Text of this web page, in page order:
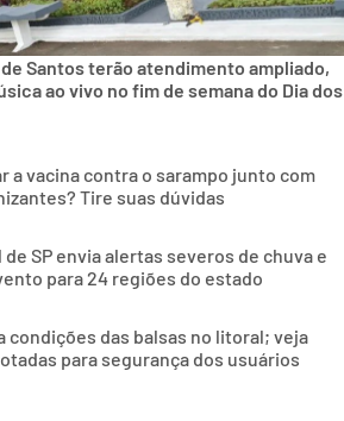
Santos terão atendimento ampliado,
ao vivo no fim de semana do Dia dos
a vacina contra o sarampo junto com
Tire suas dúvidas
de SP envia alertas severos de chuva e
para 24 regiões do estado
condições das balsas no litoral; veja
para segurança dos usuários